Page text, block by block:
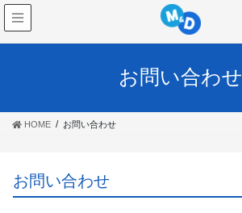
お問い合わせ
HOME お問い合わせ
お問い合わせ